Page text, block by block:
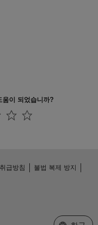
움이 되었습니까?
급방침
불법 복제 방지